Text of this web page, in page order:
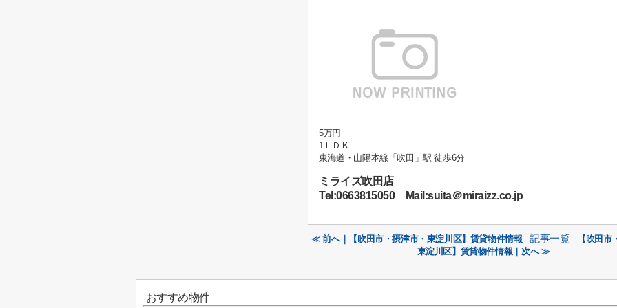
5万円
1ＬＤＫ
東海道・山陽本線「吹田」駅 徒歩6分
ミライズ吹田店
Tel:0663815050 Mail:suita＠miraizz.co.jp
≪ 前へ｜【吹田市・摂津市・東淀川区】賃貸物件情報 記事一覧
【吹田市
東淀川区】賃貸物件情報｜次へ ≫
おすすめ物件